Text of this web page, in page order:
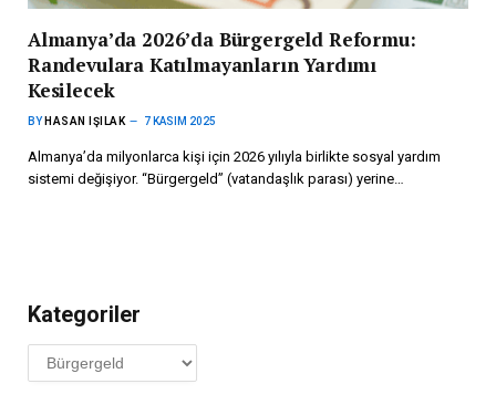
Almanya’da 2026’da Bürgergeld Reformu:
Randevulara Katılmayanların Yardımı
Kesilecek
BY HASAN IŞILAK 7 KASIM 2025
Almanya’da milyonlarca kişi için 2026 yılıyla birlikte sosyal yardım
sistemi değişiyor. “Bürgergeld” (vatandaşlık parası) yerine…
Kategoriler
Kategoriler